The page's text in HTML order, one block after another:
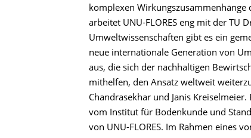
komplexen Wirkungszusammenhänge
arbeitet UNU-FLORES eng mit der TU
Umweltwissenschaften gibt es ein
neue internationale Generation von
aus, die sich der nachhaltigen
mithelfen, den Ansatz weltweit
Chandrasekhar und Janis
vom Institut für Bodenkunde und
von UNU-FLORES. Im Rahmen eines